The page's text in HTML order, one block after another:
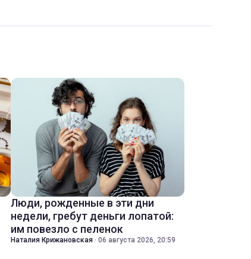
Люди, рожденные в эти дни
недели, гребут деньги лопатой:
им повезло с пеленок
Наталия Крижановская · 06 августа 2026, 20:59